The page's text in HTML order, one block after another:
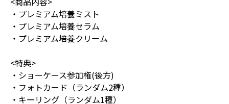
・プレミアム培養ミスト
・プレミアム培養セラム
・プレミアム培養クリーム
<特典>
・ショーケース参加権(後方)
・フォトカード（ランダム2種）
・キーリング（ランダム1種）